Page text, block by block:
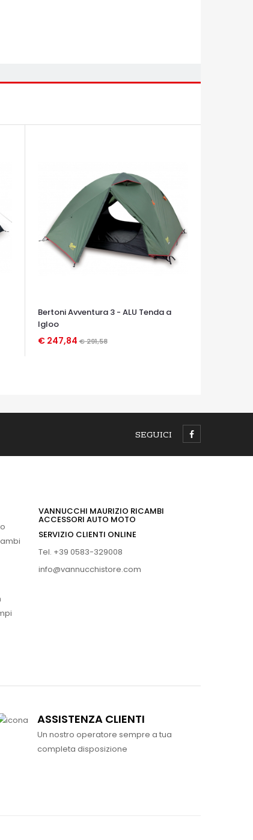
Bertoni Avventura 3 - ALU Tenda a
Igloo
€ 247,84€ 291,58
SEGUICI
VANNUCCHI MAURIZIO RICAMBI
ACCESSORI AUTO MOTO
SERVIZIO CLIENTI ONLINE
Tel. +39 0583-329008
info@vannucchistore.com
ASSISTENZA CLIENTI
Un nostro operatore sempre a tua
completa disposizione